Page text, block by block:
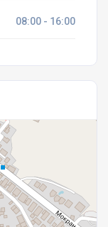
08:00 - 16:00